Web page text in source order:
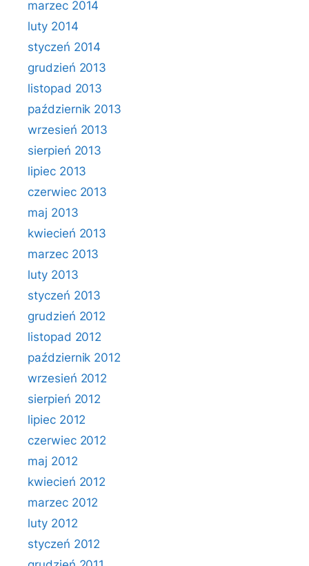
marzec 2014
luty 2014
styczeń 2014
grudzień 2013
listopad 2013
październik 2013
wrzesień 2013
sierpień 2013
lipiec 2013
czerwiec 2013
maj 2013
kwiecień 2013
marzec 2013
luty 2013
styczeń 2013
grudzień 2012
listopad 2012
październik 2012
wrzesień 2012
sierpień 2012
lipiec 2012
czerwiec 2012
maj 2012
kwiecień 2012
marzec 2012
luty 2012
styczeń 2012